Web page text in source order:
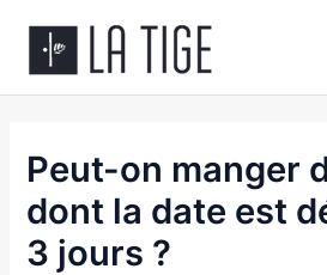
contenu
Peut-on manger
dont la date est
3 jours ?